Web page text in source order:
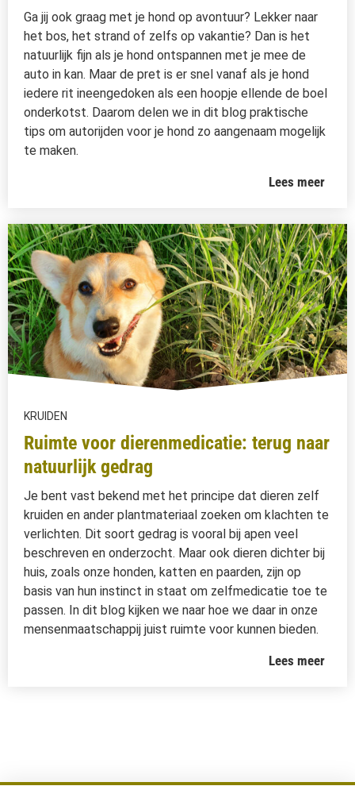
Ga jij ook graag met je hond op avontuur? Lekker naar
het bos, het strand of zelfs op vakantie? Dan is het
natuurlijk fijn als je hond ontspannen met je mee de
auto in kan. Maar de pret is er snel vanaf als je hond
iedere rit ineengedoken als een hoopje ellende de boel
onderkotst. Daarom delen we in dit blog praktische
tips om autorijden voor je hond zo aangenaam mogelijk
te maken.
Lees meer
KRUIDEN
Ruimte voor dierenmedicatie: terug naar
natuurlijk gedrag
Je bent vast bekend met het principe dat dieren zelf
kruiden en ander plantmateriaal zoeken om klachten te
verlichten. Dit soort gedrag is vooral bij apen veel
beschreven en onderzocht. Maar ook dieren dichter bij
huis, zoals onze honden, katten en paarden, zijn op
basis van hun instinct in staat om zelfmedicatie toe te
passen. In dit blog kijken we naar hoe we daar in onze
mensenmaatschappij juist ruimte voor kunnen bieden.
Lees meer